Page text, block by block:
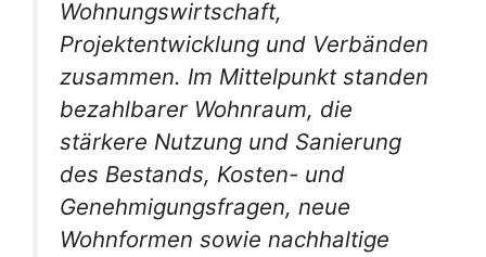
Wohnungswirtschaft,
Projektentwicklung und Verbänden
zusammen. Im Mittelpunkt standen
bezahlbarer Wohnraum, die
stärkere Nutzung und Sanierung
des Bestands, Kosten- und
Genehmigungsfragen, neue
Wohnformen sowie nachhaltige